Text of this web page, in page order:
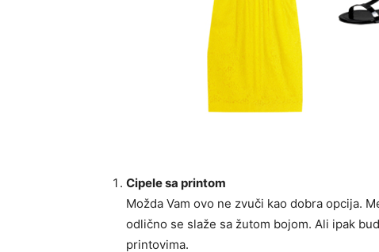
Cipele sa printom
Možda Vam ovo ne zvuči kao dobra opcija.
odlično se slaže sa žutom bojom. Ali ipak
printovima.